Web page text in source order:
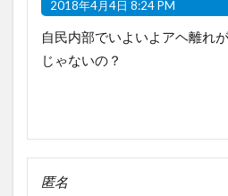
2018年4月4日 8:24 PM
自民内部でいよいよアヘ離れ
じゃないの？
匿名